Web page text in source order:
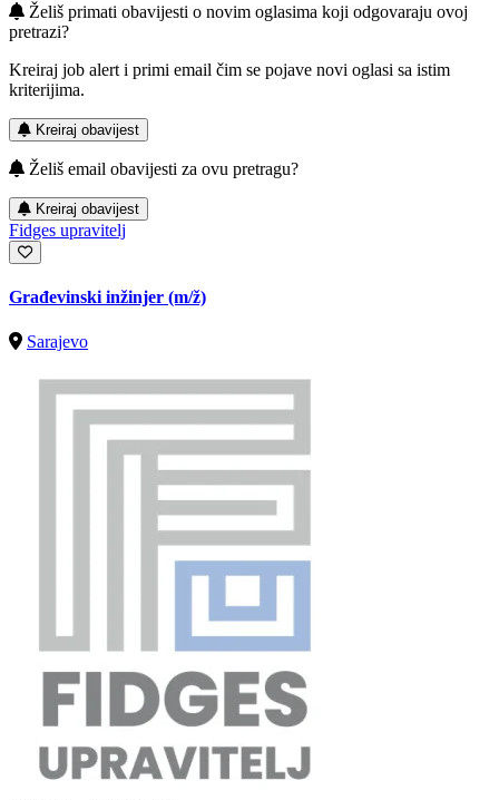
Želiš primati obavijesti o novim oglasima koji odgovaraju ovoj
pretrazi?
Kreiraj job alert i primi email čim se pojave novi oglasi sa istim
kriterijima.
Kreiraj obavijest
Želiš email obavijesti za ovu pretragu?
Kreiraj obavijest
Fidges upravitelj
Građevinski inžinjer (m/ž)
Sarajevo